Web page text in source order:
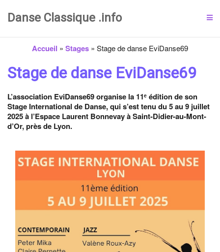
Danse Classique .info
Accueil » Stages » Stage de danse EviDanse69
Stage de danse EviDanse69
L’association EviDanse69 organise la 11ᵉ édition de son
Stage International de Danse, qui s’est tenu du 5 au 9 juillet
2025 à l’Espace Laurent Bonnevay à Saint-Didier-au-Mont-
d’Or, près de Lyon.